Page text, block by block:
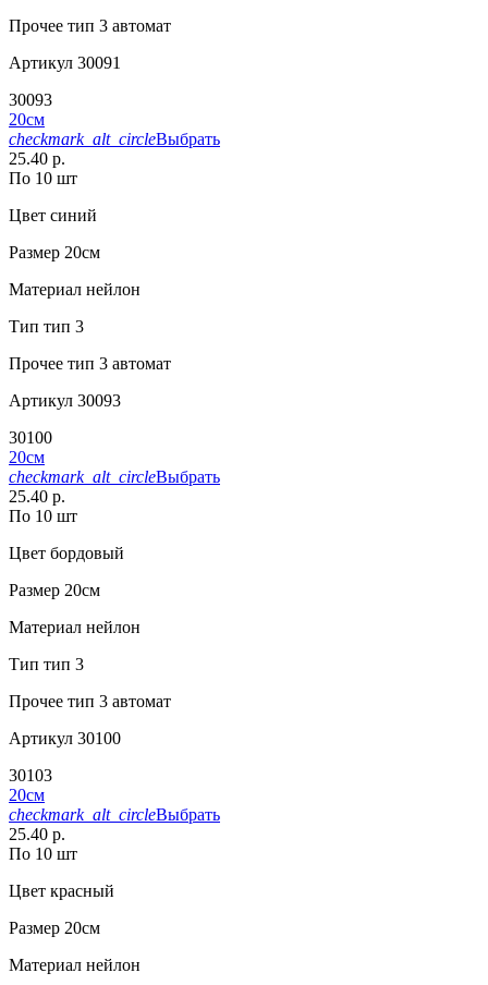
Прочее тип 3 автомат
Артикул 30091
30093
20см
checkmark_alt_circleВыбрать
25.40 р.
По 10 шт
Цвет синий
Размер 20см
Материал нейлон
Тип тип 3
Прочее тип 3 автомат
Артикул 30093
30100
20см
checkmark_alt_circleВыбрать
25.40 р.
По 10 шт
Цвет бордовый
Размер 20см
Материал нейлон
Тип тип 3
Прочее тип 3 автомат
Артикул 30100
30103
20см
checkmark_alt_circleВыбрать
25.40 р.
По 10 шт
Цвет красный
Размер 20см
Материал нейлон